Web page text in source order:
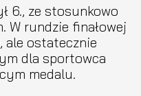
6., ze stosunkowo
W rundzie finałowej
ale ostatecznie
dla sportowca
medalu.